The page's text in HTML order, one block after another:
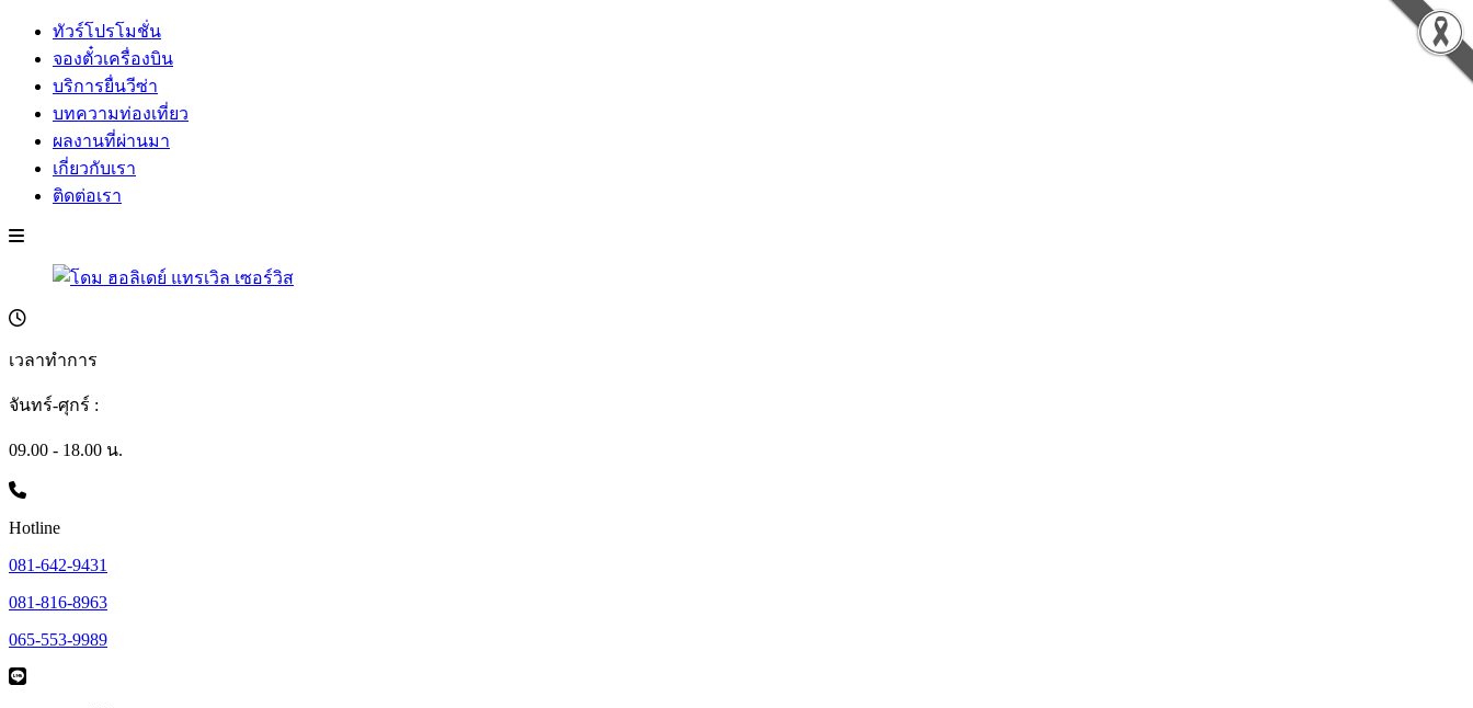
ทัวร์โปรโมชั่น
จองตั๋วเครื่องบิน
บริการยื่นวีซ่า
บทความท่องเที่ยว
ผลงานที่ผ่านมา
เกี่ยวกับเรา
ติดต่อเรา
เวลาทำการ
จันทร์-ศุกร์ :
09.00 - 18.00 น.
Hotline
081-642-9431
081-816-8963
065-553-9989